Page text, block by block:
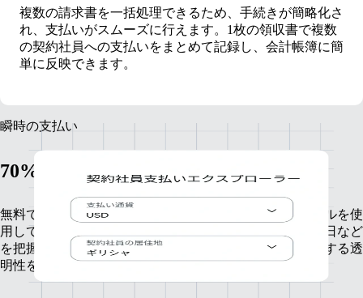
複数の請求書を一括処理できるため、手続きが簡略化さ
れ、支払いがスムーズに行えます。1枚の領収書で複数
の契約社員への支払いをまとめて記録し、会計帳簿に簡
単に反映できます。
瞬時の支払い
70%の支払いを数秒で受領
無料で利用可能な契約社員支払いエクスプローラーツールを使
用して、対応通貨や出金方法のオプション、支払い予定日など
を把握することで、あなたと契約社員との間でお金に関する透
明性を保つことができます。